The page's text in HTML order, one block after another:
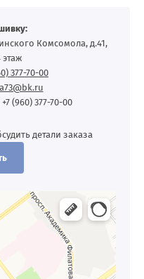
Комсомола, д.41,
377-70-00
+7 (960) 377-70-00
детали заказа